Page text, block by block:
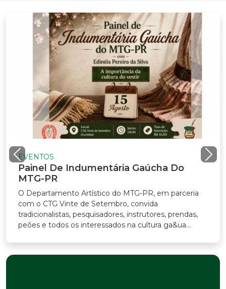
De Indumentária Gaúcha Do
PR
Artístico do MTG-PR, em parceria
o CTG Vinte de Setembro, convida
pesquisadores, instrutores, prendas,
e todos os interessados na cultura ga&ua...